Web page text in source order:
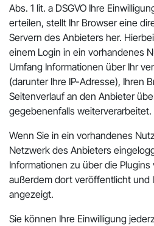
Abs. 1 lit. a DSGVO Ihre
erteilen, stellt Ihr Browser eine
Servern des Anbieters her.
einem Login in ein vorhandenes
Umfang Informationen über Ihr
(darunter Ihre IP-Adresse), Ihren
Seitenverlauf an den Anbieter
gegebenenfalls weiterverarbeitet.
Wenn Sie in ein vorhandenes
Netzwerk des Anbieters
Informationen zu über die
außerdem dort veröffentlicht und
angezeigt.
Sie können Ihre Einwilligung